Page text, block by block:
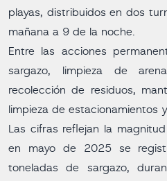
playas, distribuidos en dos
mañana a 9 de la noche.
Entre las acciones
sargazo, limpieza de
recolección de residuos,
limpieza de estacionamientos
Las cifras reflejan la
en mayo de 2025 se
toneladas de sargazo,